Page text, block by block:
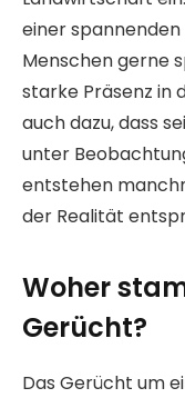
einer
Menschen gerne
starke Präsenz in
auch dazu, dass
unter
entstehen
der Realität
Woher
Gerücht?
Das Gerücht um